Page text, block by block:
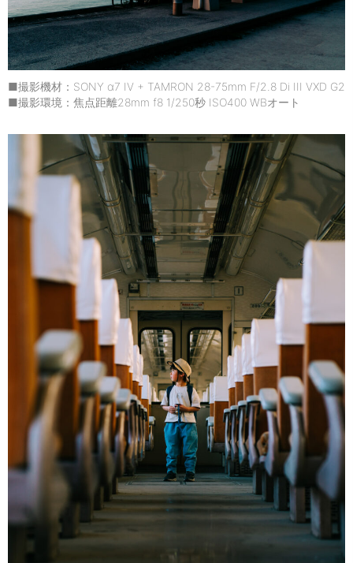
■撮影機材：SONY α7 IV + TAMRON 28-75mm F/2.8 Di III VXD G2
■撮影環境：焦点距離28mm f8 1/250秒 ISO400 WBオート